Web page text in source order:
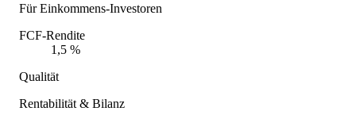
Für Einkommens-Investoren
FCF-Rendite
1,5 %
Qualität
Rentabilität & Bilanz